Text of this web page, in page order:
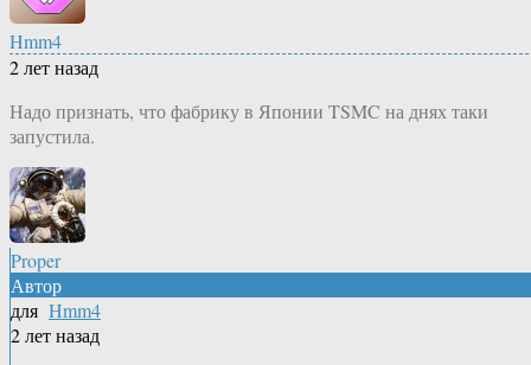
Hmm4
2 лет назад
Надо признать, что фабрику в Японии TSMC на днях таки
запустила.
Proper
Автор
для Hmm4
2 лет назад